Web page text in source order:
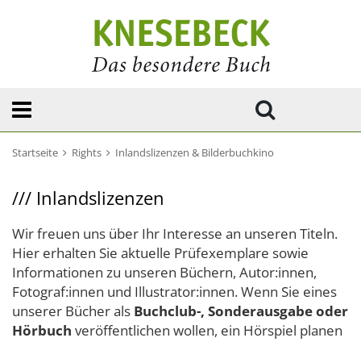
Startseite Rights Inlandslizenzen & Bilderbuchkino
/// Inlandslizenzen
Wir freuen uns über Ihr Interesse an unseren Titeln.
Hier erhalten Sie aktuelle Prüfexemplare sowie
Informationen zu unseren Büchern, Autor:innen,
Fotograf:innen und Illustrator:innen. Wenn Sie eines
unserer Bücher als Buchclub-, Sonderausgabe oder
Hörbuch veröffentlichen wollen, ein Hörspiel planen